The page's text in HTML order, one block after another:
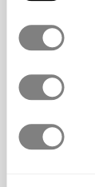
משקל ונוח
להסרה